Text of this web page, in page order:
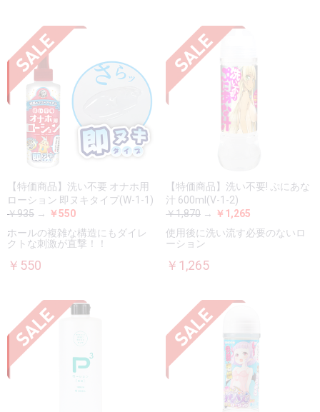
【特価商品】洗い不要 オナホ用
ローション 即ヌキタイプ(W-1-1)
￥935 → ￥550
ホールの複雑な構造にもダイレ
クトな刺激が直撃！！
￥550
【特価商品】洗い不要! ぷにあな
汁 600ml(V-1-2)
￥1,870 → ￥1,265
使用後に洗い流す必要のないロ
ーション
￥1,265